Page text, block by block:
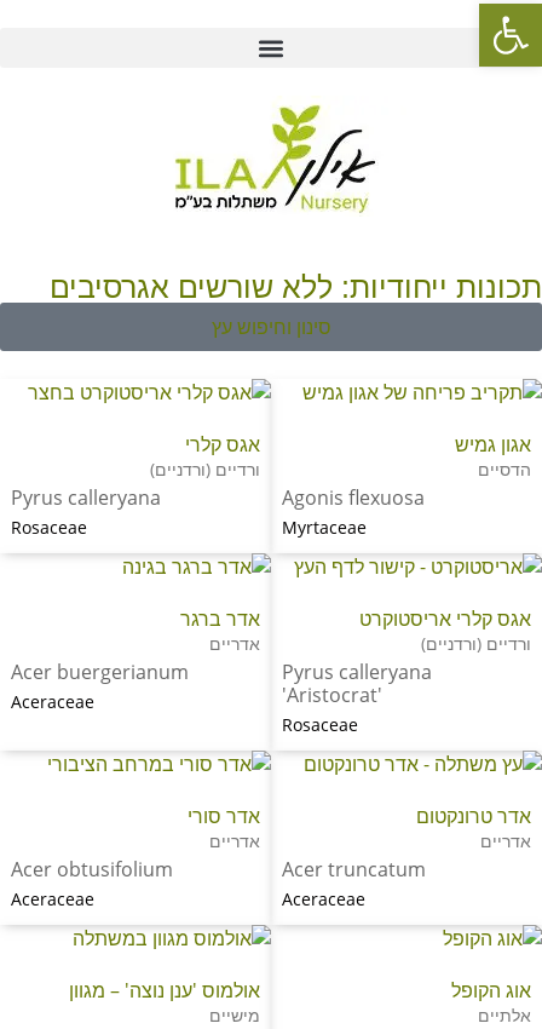
תכונות ייחודיות: ללא שורשים אגרסיבים
סינון וחיפוש עץ
אגון גמיש
הדסיים
Agonis flexuosa
Myrtaceae
אגס קלרי
ורדיים (ורדניים)
Pyrus calleryana
Rosaceae
אגס קלרי אריסטוקרט
ורדיים (ורדניים)
Pyrus calleryana
'Aristocrat'
Rosaceae
אדר ברגר
אדריים
Acer buergerianum
Aceraceae
אדר טרונקטום
אדריים
Acer truncatum
Aceraceae
אדר סורי
אדריים
Acer obtusifolium
Aceraceae
אוג הקופל
אלתיים
אולמוס 'ענן נוצה' – מגוון
מישיים
פתח סרגל נגישות